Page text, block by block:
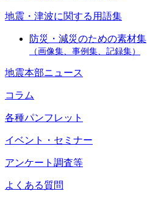
地震・津波に関する用語集
防災・減災のための素材集
（画像集、事例集、記録集）
地震本部ニュース
コラム
各種パンフレット
イベント・セミナー
アンケート調査等
よくある質問